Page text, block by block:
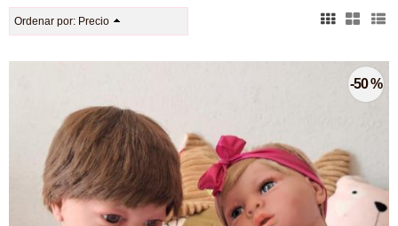
Ordenar por: Precio
-50 %